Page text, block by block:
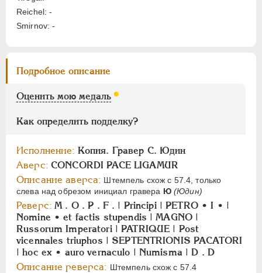
Reichel: -
Smirnov: -
Подробное описание
Оценить мою медаль
Как определить подделку?
Исполнение: Копия. Гравер С. Юдин
Аверс: CONCORDI РАСЕ LIGAMUR
Описание аверса: Штемпель схож с 57.4, только
слева над обрезом инициал гравера Ю (Юдин)
Реверс: M . О . Р . F . | Principi | PETRO • I • |
Nomine • et factis stupendis | MAGNO |
Russorum Imperatori | PATRIQUE | Post
vicennales triuphos | SEPTENTRIONIS PACATORI
| hoc ex • auro vernaculo | Numisma | D . D
Описание реверса: Штемпель схож с 57.4
АЛЕКСАНДР II
АЛЕКСАНДР III